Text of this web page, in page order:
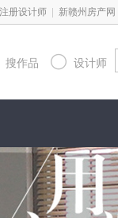
注册设计师 | 新赣州房产网
搜作品  设计师